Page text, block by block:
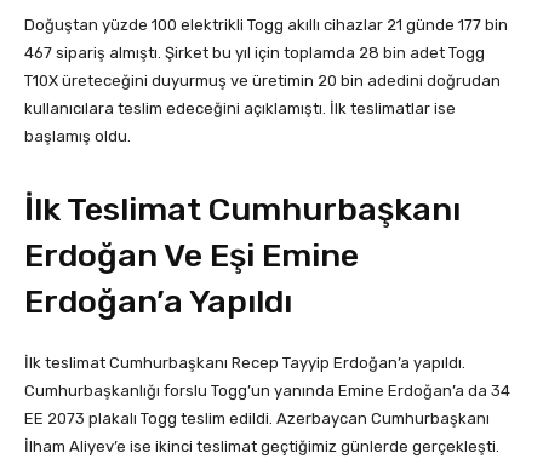
Doğuştan yüzde 100 elektrikli Togg akıllı cihazlar 21 günde 177 bin
467 sipariş almıştı. Şirket bu yıl için toplamda 28 bin adet Togg
T10X üreteceğini duyurmuş ve üretimin 20 bin adedini doğrudan
kullanıcılara teslim edeceğini açıklamıştı. İlk teslimatlar ise
başlamış oldu.
İlk Teslimat Cumhurbaşkanı
Erdoğan Ve Eşi Emine
Erdoğan’a Yapıldı
İlk teslimat Cumhurbaşkanı Recep Tayyip Erdoğan’a yapıldı.
Cumhurbaşkanlığı forslu Togg’un yanında Emine Erdoğan’a da 34
EE 2073 plakalı Togg teslim edildi. Azerbaycan Cumhurbaşkanı
İlham Aliyev’e ise ikinci teslimat geçtiğimiz günlerde gerçekleşti.